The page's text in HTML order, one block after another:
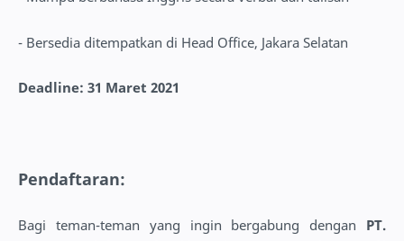
- Bersedia ditempatkan di Head Office, Jakara Selatan
Deadline: 31 Maret 2021
Pendaftaran:
Bagi teman-teman yang ingin bergabung dengan PT.